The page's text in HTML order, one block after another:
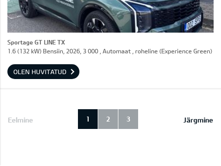
Sportage GT LINE TX
1.6 (132 kW) Bensiin, 2026, 3 000 , Automaat , roheline (Experience Green)
OLEN HUVITATUD
Eelmine Järgmine
1 2 3